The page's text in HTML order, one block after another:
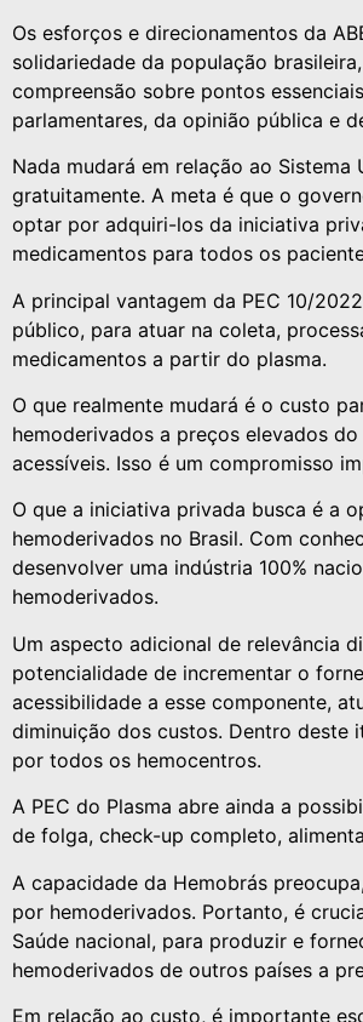
Os esforços e direcionamentos da
solidariedade da população
compreensão sobre pontos
parlamentares, da opinião pública e
Nada mudará em relação ao
gratuitamente. A meta é que o
optar por adquiri-los da iniciativa
medicamentos para todos os
A principal vantagem da PEC 10/
público, para atuar na coleta,
medicamentos a partir do plasma.
O que realmente mudará é o custo
hemoderivados a preços elevados
acessíveis. Isso é um compromisso
O que a iniciativa privada busca é a
hemoderivados no Brasil. Com
desenvolver uma indústria 100%
hemoderivados.
Um aspecto adicional de relevância
potencialidade de incrementar o
acessibilidade a esse componente,
diminuição dos custos. Dentro deste
por todos os hemocentros.
A PEC do Plasma abre ainda a
de folga, check-up completo,
A capacidade da Hemobrás
por hemoderivados. Portanto, é
Saúde nacional, para produzir e
hemoderivados de outros países a
Em relação ao custo, é importante